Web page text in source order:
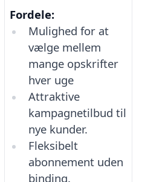
Fordele:
Mulighed for at
vælge mellem
mange opskrifter
hver uge
Attraktive
kampagnetilbud til
nye kunder.
Fleksibelt
abonnement uden
binding.